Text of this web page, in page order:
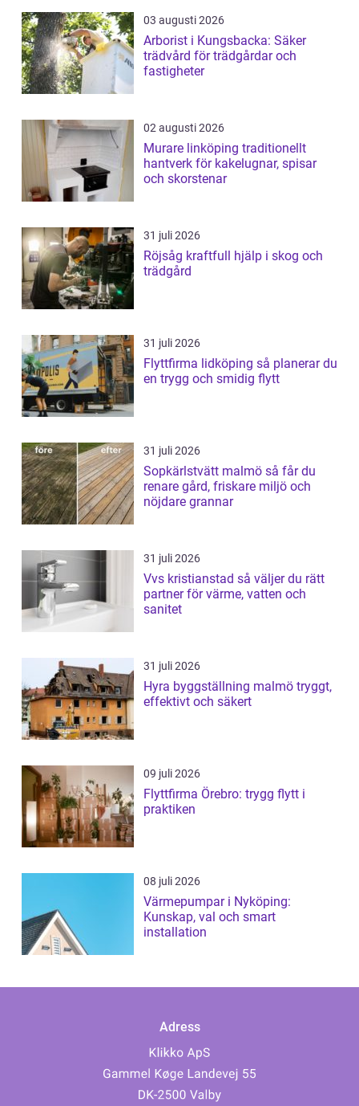
03 augusti 2026
Arborist i Kungsbacka: Säker
trädvård för trädgårdar och
fastigheter
02 augusti 2026
Murare linköping traditionellt
hantverk för kakelugnar, spisar
och skorstenar
31 juli 2026
Röjsåg kraftfull hjälp i skog och
trädgård
31 juli 2026
Flyttfirma lidköping så planerar du
en trygg och smidig flytt
31 juli 2026
Sopkärlstvätt malmö så får du
renare gård, friskare miljö och
nöjdare grannar
31 juli 2026
Vvs kristianstad så väljer du rätt
partner för värme, vatten och
sanitet
31 juli 2026
Hyra byggställning malmö tryggt,
effektivt och säkert
09 juli 2026
Flyttfirma Örebro: trygg flytt i
praktiken
08 juli 2026
Värmepumpar i Nyköping:
Kunskap, val och smart
installation
Adress